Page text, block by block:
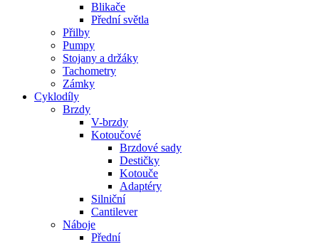
Blikače
Přední světla
Přilby
Pumpy
Stojany a držáky
Tachometry
Zámky
Cyklodíly
Brzdy
V-brzdy
Kotoučové
Brzdové sady
Destičky
Kotouče
Adaptéry
Silniční
Cantilever
Náboje
Přední